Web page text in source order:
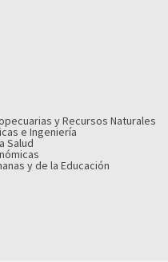
y Recursos Naturales
e Ingeniería
Salud
y de la Educación